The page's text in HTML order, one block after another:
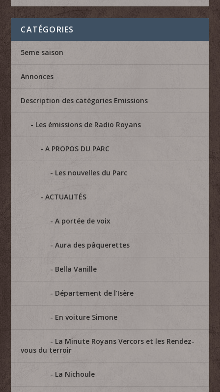
CATÉGORIES
5eme saison
Annonces
Description des catégories Emissions
Les émissions de Radio Royans
A PROPOS DU PARC
Les nouvelles du Parc
ACTUALITÉS
A portée de voix
Aura des pâquerettes
Bella Vanille
Département de l'Isère
En voiture Simone
La Minute Royans Vercors et les Rendez-
vous du terroir
La Nichoule